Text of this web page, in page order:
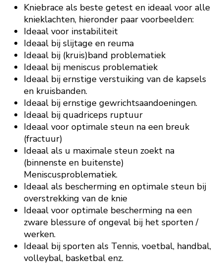
Kniebrace als beste getest en ideaal voor alle
knieklachten, hieronder paar voorbeelden:
Ideaal voor instabiliteit
Ideaal bij slijtage en reuma
Ideaal bij (kruis)band problematiek
Ideaal bij meniscus problematiek
Ideaal bij ernstige verstuiking van de kapsels
en kruisbanden.
Ideaal bij ernstige gewrichtsaandoeningen.
Ideaal bij quadriceps ruptuur
Ideaal voor optimale steun na een breuk
(fractuur)
Ideaal als u maximale steun zoekt na
(binnenste en buitenste)
Meniscusproblematiek.
Ideaal als bescherming en optimale steun bij
overstrekking van de knie
Ideaal voor optimale bescherming na een
zware blessure of ongeval bij het sporten /
werken.
Ideaal bij sporten als Tennis, voetbal, handbal,
volleybal, basketbal enz.